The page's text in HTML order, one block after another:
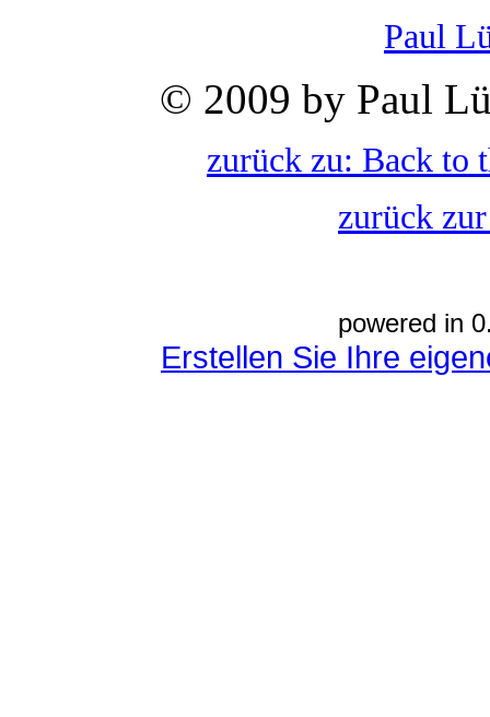
Paul
© 2009 by Paul
zurück zu: Back to
zurück
powered in
Erstellen Sie Ihre